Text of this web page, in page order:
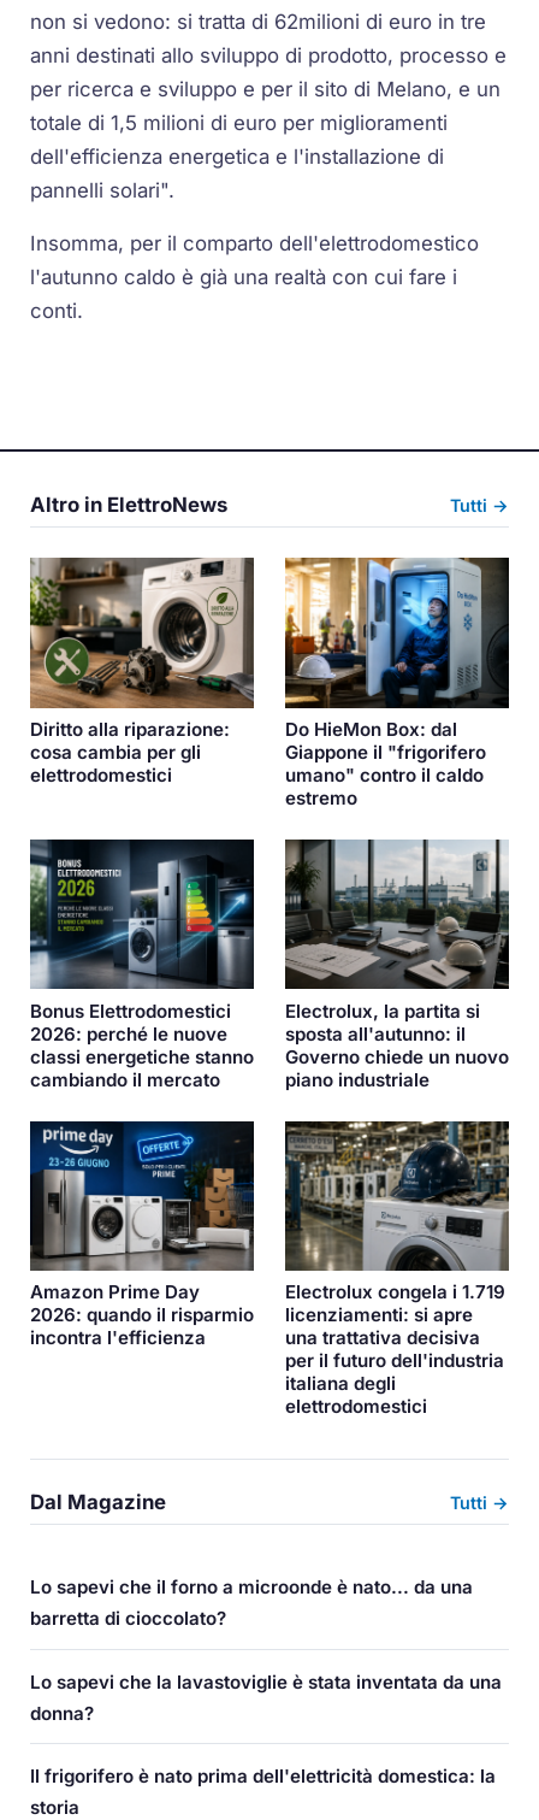
non si vedono: si tratta di 62milioni di euro in tre
anni destinati allo sviluppo di prodotto, processo e
per ricerca e sviluppo e per il sito di Melano, e un
totale di 1,5 milioni di euro per miglioramenti
dell'efficienza energetica e l'installazione di
pannelli solari".
Insomma, per il comparto dell'elettrodomestico
l'autunno caldo è già una realtà con cui fare i
conti.
Altro in ElettroNews Tutti →
Diritto alla riparazione:
cosa cambia per gli
elettrodomestici
Do HieMon Box: dal
Giappone il "frigorifero
umano" contro il caldo
estremo
Bonus Elettrodomestici
2026: perché le nuove
classi energetiche stanno
cambiando il mercato
Electrolux, la partita si
sposta all'autunno: il
Governo chiede un nuovo
piano industriale
Amazon Prime Day
2026: quando il risparmio
incontra l'efficienza
Electrolux congela i 1.719
licenziamenti: si apre
una trattativa decisiva
per il futuro dell'industria
italiana degli
elettrodomestici
Dal Magazine Tutti →
Lo sapevi che il forno a microonde è nato... da una
barretta di cioccolato?
Lo sapevi che la lavastoviglie è stata inventata da una
donna?
Il frigorifero è nato prima dell'elettricità domestica: la
storia